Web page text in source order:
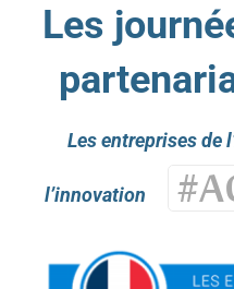
Les
Les entreprises de
l’innovation